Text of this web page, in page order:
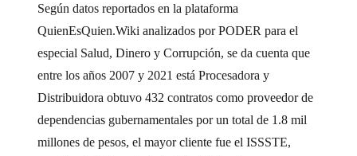
Según datos reportados en la plataforma
QuienEsQuien.Wiki analizados por PODER para el
especial Salud, Dinero y Corrupción, se da cuenta que
entre los años 2007 y 2021 está Procesadora y
Distribuidora obtuvo 432 contratos como proveedor de
dependencias gubernamentales por un total de 1.8 mil
millones de pesos, el mayor cliente fue el ISSSTE,